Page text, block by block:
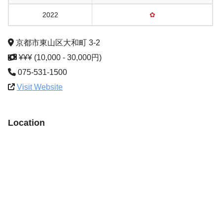
2022 ✿
京都市東山区大和町 3-2
¥¥¥ (10,000 - 30,000円)
075-531-1500
Visit Website
Location